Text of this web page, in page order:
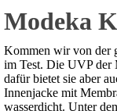
Modeka
Kommen wir von der
im Test. Die UVP der
dafür bietet sie aber
Innenjacke mit
wasserdicht. Unter